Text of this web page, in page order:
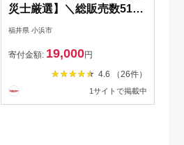
災士厳選】＼総販売数51万
セット突破！／ 防災グッズ
ック 防水IPX4 ドライバッ
グ 緊急防災 防水ドライバ
ッグ セット 17点 24点 31点
/ 備蓄 避難グッズ 大雨 台風
福井県 小浜市
寄付金額: 19,000円
4.6 （26件）
1サイトで掲載中